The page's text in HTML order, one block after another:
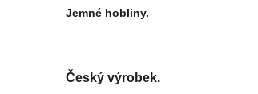
Jemné hobliny.
Český výrobek.